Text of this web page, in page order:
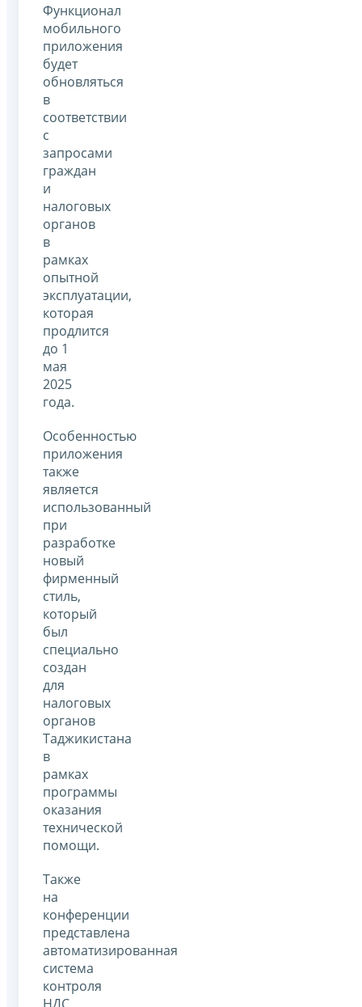
Функционал
мобильного
приложения
будет
обновляться
в
соответствии
с
запросами
граждан
и
налоговых
органов
в
рамках
опытной
эксплуатации,
которая
продлится
до 1
мая
2025
года.
Особенностью
приложения
также
является
использованный
при
разработке
новый
фирменный
стиль,
который
был
специально
создан
для
налоговых
органов
Таджикистана
в
рамках
программы
оказания
технической
помощи.
Также
на
конференции
представлена
автоматизированная
система
контроля
НДС,